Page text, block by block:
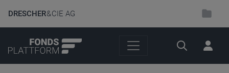
DRESCHER& CIE AG
Suche